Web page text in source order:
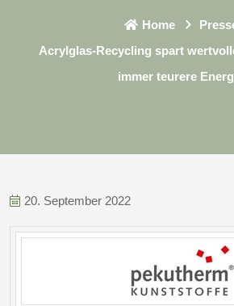
Home
Acrylglas-Recycling spart
immer teurere
20. September 2022